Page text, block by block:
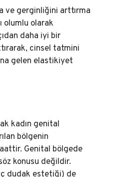
ve gerginliğini arttırma
olumlu olarak
daha iyi bir
cinsel tatmini
gelen elastikiyet
kadın genital
bölgenin
Genital bölgede
konusu değildir.
dudak estetiği) de